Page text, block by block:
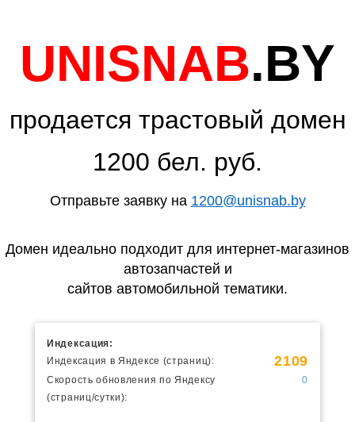
UNISNAB.BY
продается трастовый домен
1200 бел. руб.
Отправьте заявку на 1200@unisnab.by
Домен идеально подходит для интернет-магазинов
автозапчастей и
сайтов автомобильной тематики.
Индексация:
Индексация в Яндексе (страниц):
2109
Скорость обновления по Яндексу
(страниц/сутки):
0